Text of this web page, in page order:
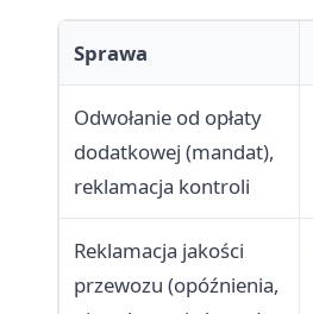
Sprawa
Odwołanie od opłaty
dodatkowej (mandat),
reklamacja kontroli
Reklamacja jakości
przewozu (opóźnienia,